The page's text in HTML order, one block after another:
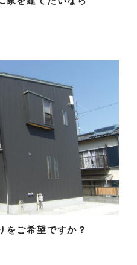
をご希望ですか？